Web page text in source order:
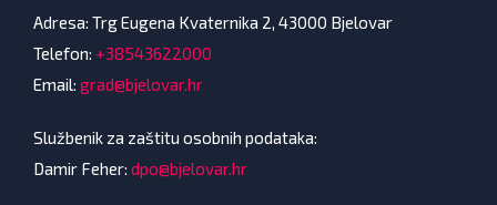
Adresa: Trg Eugena Kvaternika 2, 43000 Bjelovar
Telefon: +38543622000
Email: grad@bjelovar.hr
Službenik za zaštitu osobnih podataka:
Damir Feher: dpo@bjelovar.hr